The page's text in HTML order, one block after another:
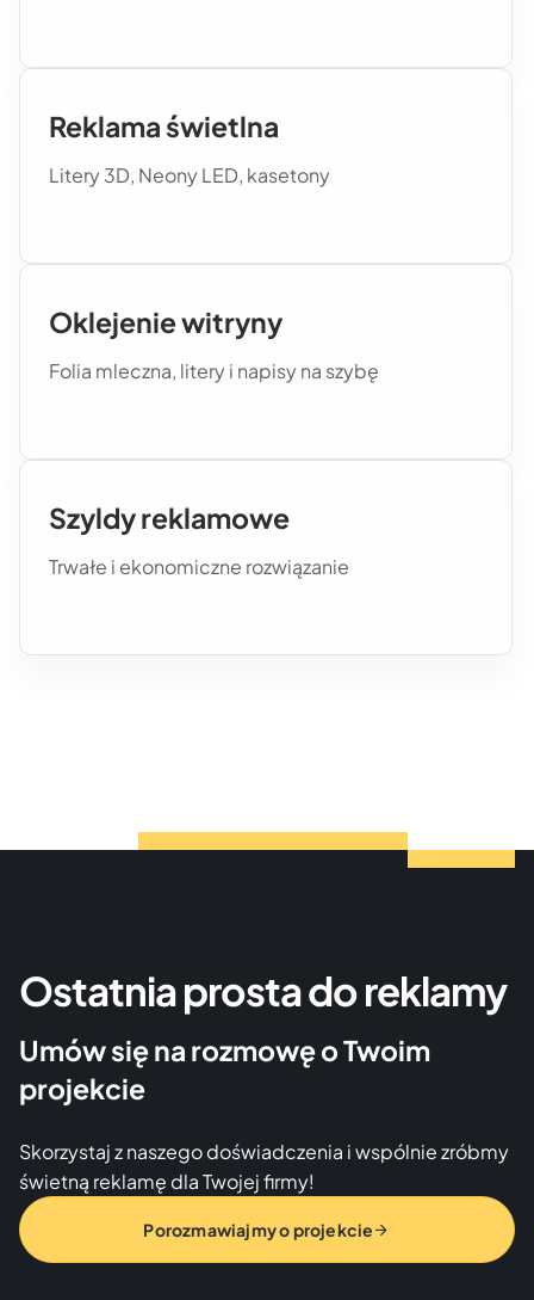
Reklama świetlna
Litery 3D, Neony LED, kasetony
Oklejenie witryny
Folia mleczna, litery i napisy na szybę
Szyldy reklamowe
Trwałe i ekonomiczne rozwiązanie
Ostatnia prosta do reklamy
Umów się na rozmowę o Twoim
projekcie
Skorzystaj z naszego doświadczenia i wspólnie zróbmy
świetną reklamę dla Twojej firmy!
Porozmawiajmy o projekcie